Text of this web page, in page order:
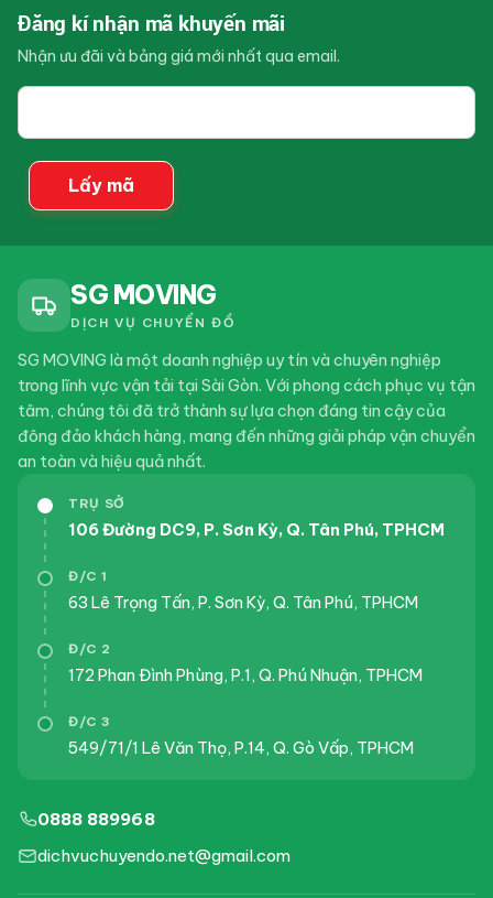
Dịch vụ chuyển nhà Huyện Bình Chánh trọn gói
giá rẻ
Dịch vụ chuyển nhà Huyện Củ Chi trọn gói giá rẻ
Nhà
Đăng kí nhận mã khuyến mãi
Nhận ưu đãi và bảng giá mới nhất qua email.
Email
bạn
Lấy mã
SG MOVING
DỊCH VỤ CHUYỂN ĐỒ
SG MOVING là một doanh nghiệp uy tín và chuyên nghiệp
trong lĩnh vực vận tải tại Sài Gòn. Với phong cách phục vụ tận
tâm, chúng tôi đã trở thành sự lựa chọn đáng tin cậy của
đông đảo khách hàng, mang đến những giải pháp vận chuyển
an toàn và hiệu quả nhất.
TRỤ SỞ
106 Đường DC9, P. Sơn Kỳ, Q. Tân Phú, TPHCM
Đ/C 1
63 Lê Trọng Tấn, P. Sơn Kỳ, Q. Tân Phú, TPHCM
Đ/C 2
172 Phan Đình Phùng, P.1, Q. Phú Nhuận, TPHCM
Đ/C 3
549/71/1 Lê Văn Thọ, P.14, Q. Gò Vấp, TPHCM
0888 889968
dichvuchuyendo.net@gmail.com